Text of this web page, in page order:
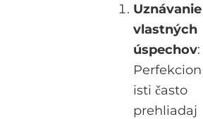
Uznávanie
vlastných
úspechov:
Perfekcion
isti často
prehliadaj